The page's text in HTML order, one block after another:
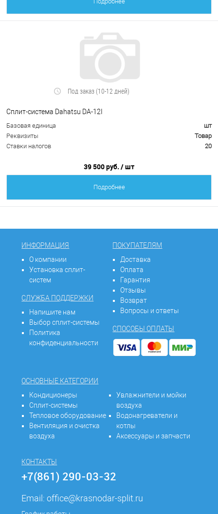
Под заказ (10-12 дней)
Сплит-система Dahatsu DA-12I
Базовая единица
шт
Реквизиты
Товар
Ставки налогов
20
39 500 руб. / шт
Подробнее
ИНФОРМАЦИЯ
О компании
Установка сплит-
систем
СЛУЖБА ПОДДЕРЖКИ
Напишите нам
Выбор сплит-системы
Политика
конфиденциальности
ПОКУПАТЕЛЯМ
Доставка
Оплата
Гарантия
Отзывы
Возврат
Вопросы и ответы
СПОСОБЫ ОПЛАТЫ
ОСНОВНЫЕ КАТЕГОРИИ
Кондиционеры
Сплит-системы
Тепловое оборудование
Вентиляция и очистка
воздуха
Увлажнители и мойки
воздуха
Водонагреватели и
котлы
Аксессуары и запчасти
КОНТАКТЫ
+7(861) 290-03-32
Email:office@krasnodar-split.ru